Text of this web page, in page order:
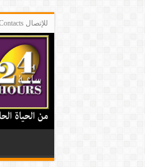
للإتصال Contacts